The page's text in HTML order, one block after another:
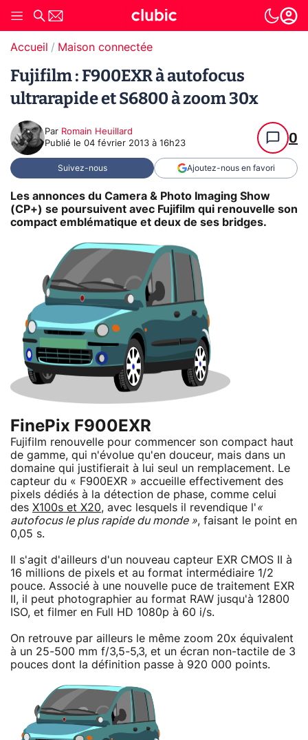
Accueil Maison connectée
Fujifilm : F900EXR à autofocus
ultrarapide et S6800 à zoom 30x
Par Romain Heuillard
Publié le 04 février 2013 à 16h23 0
Suivez-nous Ajoutez-nous en favori
Les annonces du Camera & Photo Imaging Show
(CP+) se poursuivent avec Fujifilm qui renouvelle son
compact emblématique et deux de ses bridges.
FinePix F900EXR
Fujifilm renouvelle pour commencer son compact haut
de gamme, qui n'évolue qu'en douceur, mais dans un
domaine qui justifierait à lui seul un remplacement. Le
capteur du « F900EXR » accueille effectivement des
pixels dédiés à la détection de phase, comme celui
des X100s et X20, avec lesquels il revendique l'«
autofocus le plus rapide du monde », faisant le point en
0,05 s.
Il s'agit d'ailleurs d'un nouveau capteur EXR CMOS II à
16 millions de pixels et au format intermédiaire 1/2
pouce. Associé à une nouvelle puce de traitement EXR
II, il peut photographier au format RAW jusqu'à 12800
ISO, et filmer en Full HD 1080p à 60 i/s.
On retrouve par ailleurs le même zoom 20x équivalent
à un 25-500 mm f/3,5-5,3, et un écran non-tactile de 3
pouces dont la définition passe à 920 000 points.